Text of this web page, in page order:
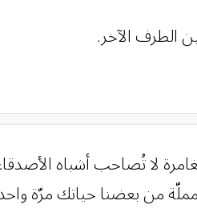
الطرف الآخر.
لا تُصاحب أشباه
من بعضنا حياتك مرّة